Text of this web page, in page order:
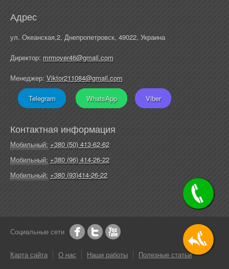
Адрес
ул. Океанская,2, Днепропетровск, 49022, Украина
Директор: mrmover46@gmail.com
Менеджер: Viktor211084@gmail.com
Telegram WhatsApp Viber
Контактная информация
Мобильный: +380 (50) 413-62-62
Мобильный: +380 (96) 414-26-22
Мобильный: +380 (93)414-26-22
Социальные сети
Карта сайта О нас Наши работы Полезные статьи